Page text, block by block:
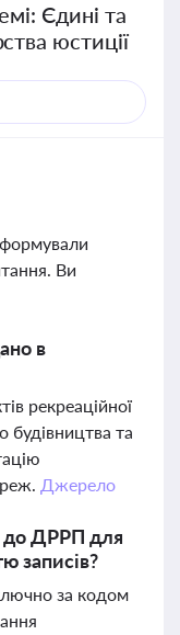
Єдині та
юстиції
Ви
в
рекреаційної
будівництва та
Джерело
до ДРРП для
записів?
за кодом